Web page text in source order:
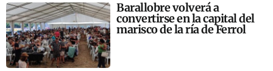
Barallobre volverá a
convertirse en la capital del
marisco de la ría de Ferrol